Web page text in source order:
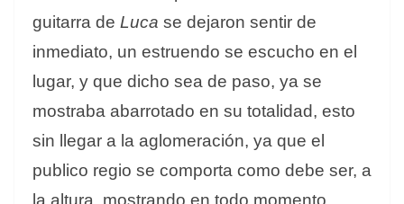
guitarra de Luca se dejaron sentir de
inmediato, un estruendo se escucho en el
lugar, y que dicho sea de paso, ya se
mostraba abarrotado en su totalidad, esto
sin llegar a la aglomeración, ya que el
publico regio se comporta como debe ser, a